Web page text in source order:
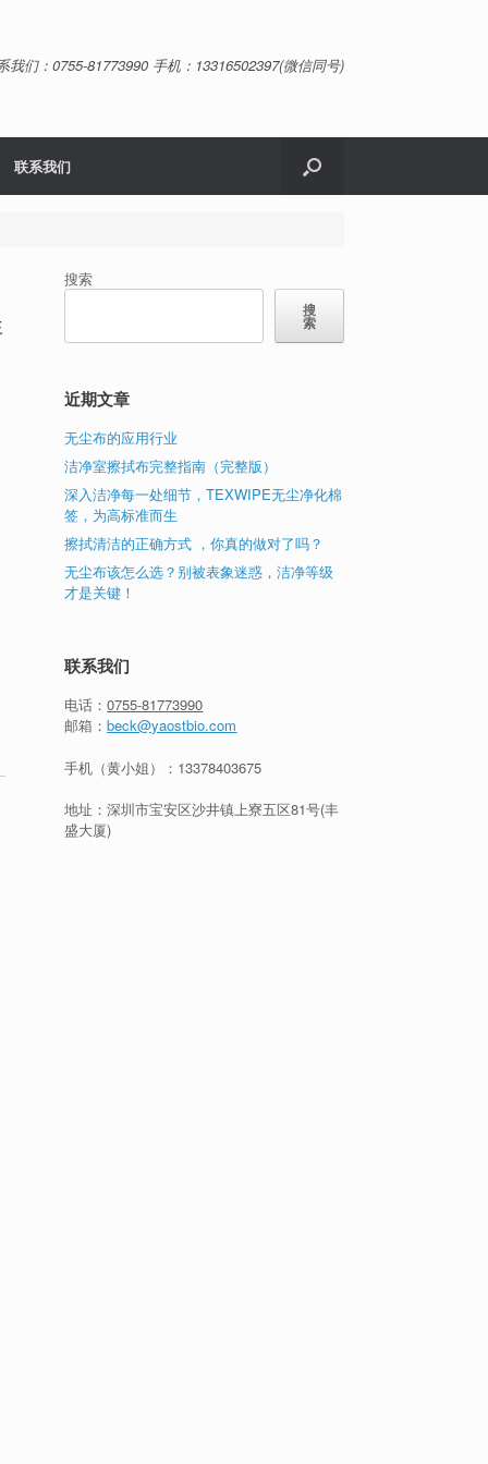
我们：0755-81773990 手机：13316502397(微信同号)
联系我们
搜索
搜
索
近期文章
无尘布的应用行业
洁净室擦拭布完整指南（完整版）
深入洁净每一处细节，TEXWIPE无尘净化棉
签，为高标准而生
擦拭清洁的正确方式 ，你真的做对了吗？
无尘布该怎么选？别被表象迷惑，洁净等级
才是关键！
联系我们
电话：0755-81773990
邮箱：beck@yaostbio.com
手机（黄小姐）： 13378403675
地址：深圳市宝安区沙井镇上寮五区81号(丰
盛大厦)